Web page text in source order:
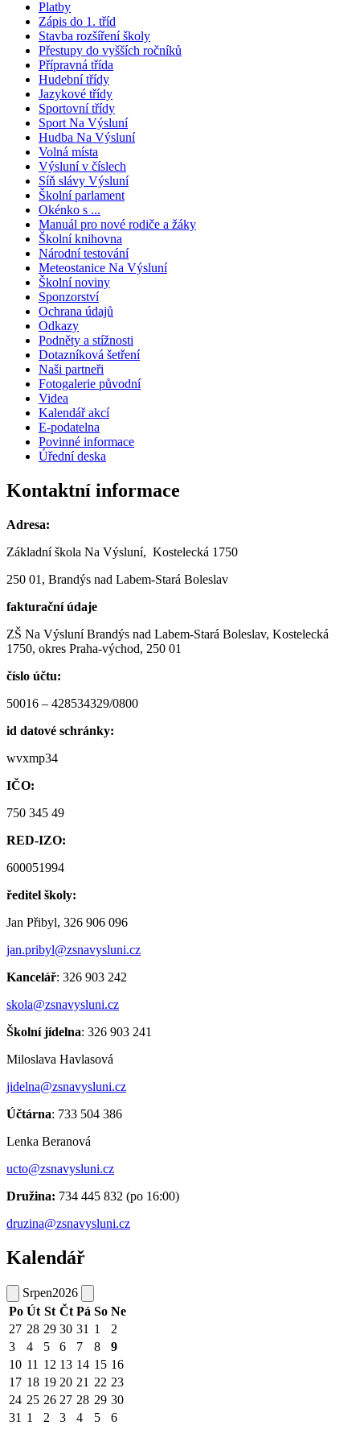
Platby
Zápis do 1. tříd
Stavba rozšíření školy
Přestupy do vyšších ročníků
Přípravná třída
Hudební třídy
Jazykové třídy
Sportovní třídy
Sport Na Výsluní
Hudba Na Výsluní
Volná místa
Výsluní v číslech
Síň slávy Výsluní
Školní parlament
Okénko s ...
Manuál pro nové rodiče a žáky
Školní knihovna
Národní testování
Meteostanice Na Výsluní
Školní noviny
Sponzorství
Ochrana údajů
Odkazy
Podněty a stížnosti
Dotazníková šetření
Naši partneři
Fotogalerie původní
Videa
Kalendář akcí
E-podatelna
Povinné informace
Úřední deska
Kontaktní informace
Adresa:
Základní škola Na Výsluní, Kostelecká 1750
250 01, Brandýs nad Labem-Stará Boleslav
fakturační údaje
ZŠ Na Výsluní Brandýs nad Labem-Stará Boleslav, Kostelecká
1750, okres Praha-východ, 250 01
číslo účtu:
50016 – 428534329/0800
id datové schránky:
wvxmp34
IČO:
750 345 49
RED-IZO:
600051994
ředitel školy:
Jan Přibyl, 326 906 096
jan.pribyl@zsnavysluni.cz
Kancelář: 326 903 242
skola@zsnavysluni.cz
Školní jídelna: 326 903 241
Miloslava Havlasová
jidelna@zsnavysluni.cz
Účtárna: 733 504 386
Lenka Beranová
ucto@zsnavysluni.cz
Družina: 734 445 832 (po 16:00)
druzina@zsnavysluni.cz
Kalendář
Srpen2026
Po Út St Čt Pá So Ne
27 28 29 30 31 1
2
3
4 5 6 7 8
9
10 11 12 13 14 15 16
17 18 19 20 21 22 23
24 25 26 27 28 29 30
31 1 2 3 4 5 6